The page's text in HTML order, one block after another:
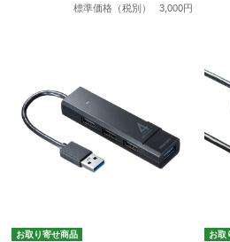
標準価格（税別）
3,000円
お取り寄せ商品 お取